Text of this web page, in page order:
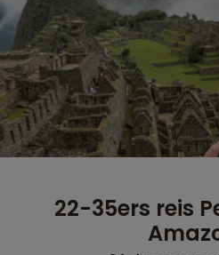
22-35ers reis